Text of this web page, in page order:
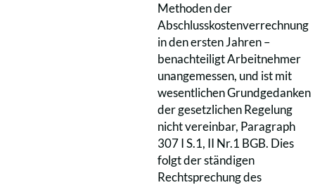
Methoden der
Abschlusskostenverrechnung
in den ersten Jahren –
benachteiligt Arbeitnehmer
unangemessen, und ist mit
wesentlichen Grundgedanken
der gesetzlichen Regelung
nicht vereinbar, Paragraph
307 I S.1, II Nr.1 BGB. Dies
folgt der ständigen
Rechtsprechung des